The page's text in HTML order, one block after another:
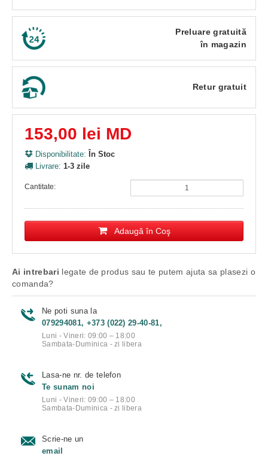
Preluare gratuită
în magazin
Retur gratuit
153,00 lei MD
Disponibilitate: În Stoc
Livrare: 1-3 zile
Cantitate:
Adaugă în Coş
Ai intrebari legate de produs sau te putem ajuta sa plasezi o
comanda?
Ne poti suna la
079294081, +373 (022) 29-40-81,
Luni - Vineri: 09:00 – 18:00
Sambata-Duminica - zi libera
Lasa-ne nr. de telefon
Te sunam noi
Luni - Vineri: 09:00 – 18:00
Sambata-Duminica - zi libera
Scrie-ne un
email